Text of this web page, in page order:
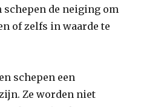
schepen de neiging om
of zelfs in waarde te
schepen een
Ze worden niet